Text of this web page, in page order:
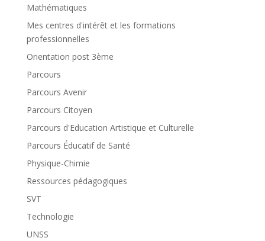
Mathématiques
Mes centres d'intérêt et les formations
professionnelles
Orientation post 3ème
Parcours
Parcours Avenir
Parcours Citoyen
Parcours d'Education Artistique et Culturelle
Parcours Éducatif de Santé
Physique-Chimie
Ressources pédagogiques
SVT
Technologie
UNSS